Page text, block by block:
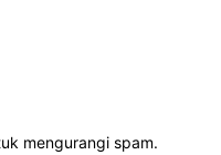
mengurangi spam.